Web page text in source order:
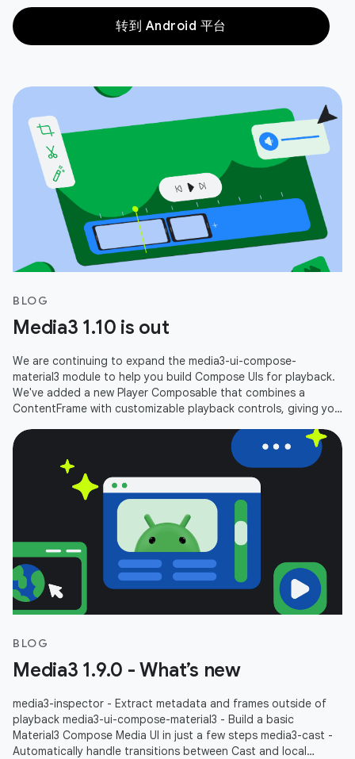
转到 Android 平台
BLOG
Media3 1.10 is out
We are continuing to expand the media3-ui-compose-
material3 module to help you build Compose UIs for playback.
We've added a new Player Composable that combines a
ContentFrame with customizable playback controls, giving you
BLOG
Media3 1.9.0 - What’s new
media3-inspector - Extract metadata and frames outside of
playback media3-ui-compose-material3 - Build a basic
Material3 Compose Media UI in just a few steps media3-cast -
Automatically handle transitions between Cast and local